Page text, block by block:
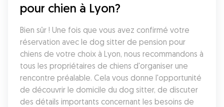
pour chien à Lyon?
Bien sûr ! Une fois que vous avez confirmé votre
réservation avec le dog sitter de pension pour
chiens de votre choix à Lyon, nous recommandons à
tous les propriétaires de chiens d'organiser une
rencontre préalable. Cela vous donne l'opportunité
de découvrir le domicile du dog sitter, de discuter
des détails importants concernant les besoins de